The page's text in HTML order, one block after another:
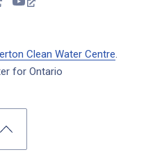
Clean Water Centre.
for Ontario
Window
New Window